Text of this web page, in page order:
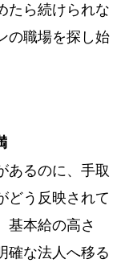
たら続けられな
の職場を探し始
あるのに、手取
どう反映されて
基本給の高さ
確な法人へ移る